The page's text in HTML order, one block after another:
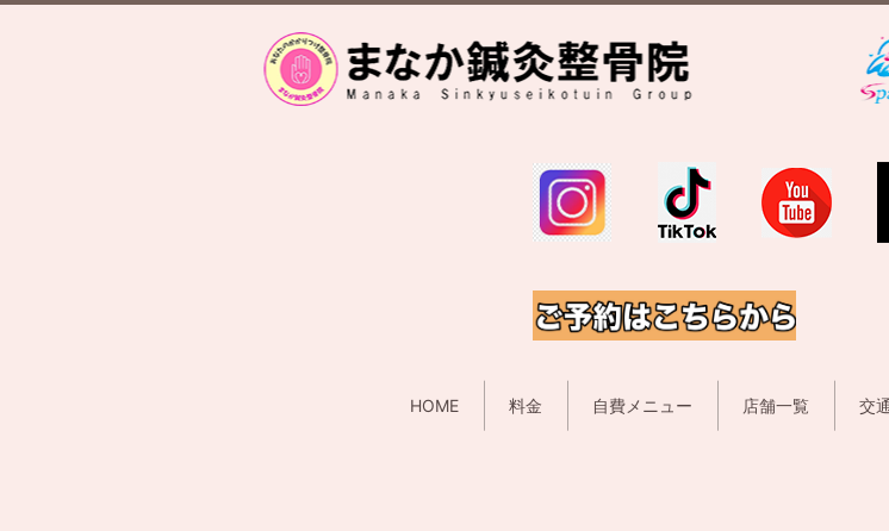
HOME 料金 自費メニュー 店舗一覧 交